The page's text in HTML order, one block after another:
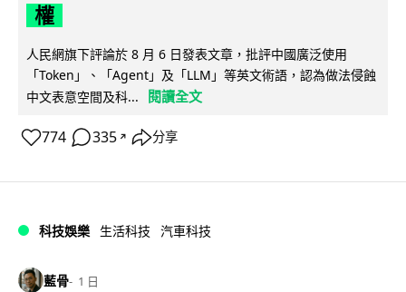
權
人民網旗下評論於 8 月 6 日發表文章，批評中國廣泛使用
「Token」、「Agent」及「LLM」等英文術語，認為做法侵蝕
中文表意空間及科...
閱讀全文
774 335 ↗ 分享
科技娛樂 生活科技 汽車科技
藍骨 1 日